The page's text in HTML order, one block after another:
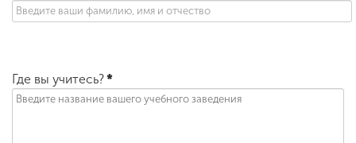
Где вы учитесь?*